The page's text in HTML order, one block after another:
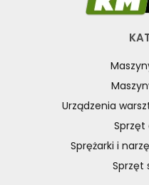
Urządzenia
Sprężarki i
Sprzęt